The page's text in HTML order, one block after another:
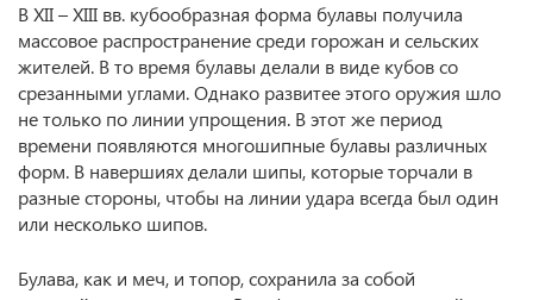
В XII – XIII вв. кубообразная форма булавы получила
массовое распространение среди горожан и сельских
жителей. В то время булавы делали в виде кубов со
срезанными углами. Однако развитее этого оружия шло
не только по линии упрощения. В этот же период
времени появляются многошипные булавы различных
форм. В навершиях делали шипы, которые торчали в
разные стороны, чтобы на линии удара всегда был один
или несколько шипов.
Булава, как и меч, и топор, сохранила за собой